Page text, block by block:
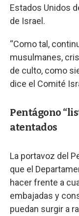
Estados Unidos
de Israel.
“Como tal,
musulmanes,
de culto, como
dice el Comité
Pentágono
atentados
La portavoz del
que el
hacer frente a
embajadas y
puedan surgir a